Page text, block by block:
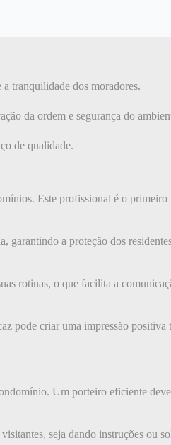
a tranquilidade dos moradores.
da ordem e segurança do
de qualidade.
Este profissional é o
a proteção dos
rotinas, o que facilita a
pode criar uma impressão positiva
Um porteiro eficiente
seja dando instruções ou